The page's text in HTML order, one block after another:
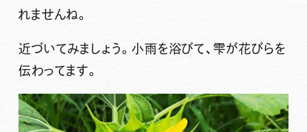
れませんね。
近づいてみましょう。小雨を浴びて、雫が花びらを
伝わってます。